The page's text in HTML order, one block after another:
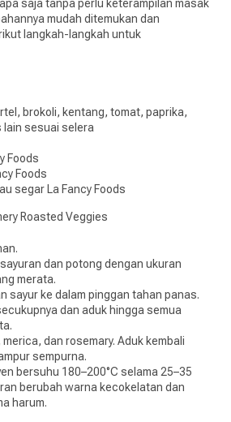
saja tanpa perlu keterampilan masak
mudah ditemukan dan
langkah-langkah untuk
brokoli, kentang, tomat, paprika,
lain sesuai selera
Foods
Foods
segar La Fancy Foods
Roasted Veggies
dan potong dengan ukuran
merata.
sayur ke dalam pinggan tahan panas.
dan aduk hingga semua
dan rosemary. Aduk kembali
sempurna.
bersuhu 180–200°C selama 25–35
berubah warna kecokelatan dan
harum.